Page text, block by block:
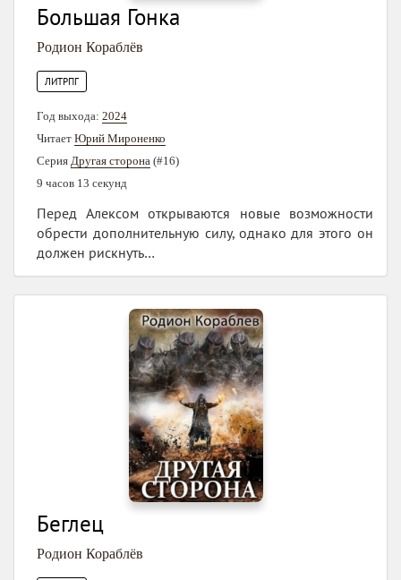
Большая Гонка
Родион Кораблёв
ЛИТРПГ
Год выхода: 2024
Читает Юрий Мироненко
Серия Другая сторона (#16)
9 часов 13 секунд
Перед Алексом открываются новые возможности
обрести дополнительную силу, однако для этого он
должен рискнуть…
Беглец
Родион Кораблёв